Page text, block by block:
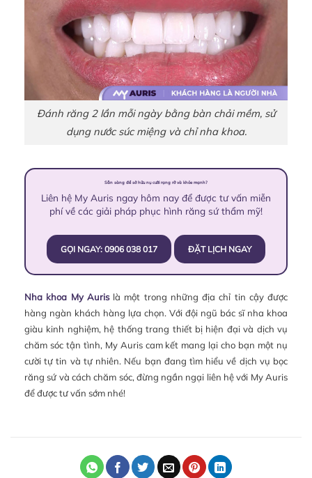
Đánh răng 2 lần mỗi ngày bằng bàn chải mềm, sử
dụng nước súc miệng và chỉ nha khoa.
Sẵn sàng để sở hữu nụ cười rạng rỡ và khỏe mạnh?
Liên hệ My Auris ngay hôm nay để được tư vấn miễn
phí về các giải pháp phục hình răng sứ thẩm mỹ!
GỌI NGAY: 0906 038 017 ĐẶT LỊCH NGAY
Nha khoa My Aurislà một trong những địa chỉ tin cậy được
hàng ngàn khách hàng lựa chọn. Với đội ngũ bác sĩ nha khoa
giàu kinh nghiệm, hệ thống trang thiết bị hiện đại và dịch vụ
chăm sóc tận tình, My Auris cam kết mang lại cho bạn một nụ
cười tự tin và tự nhiên. Nếu bạn đang tìm hiểu về dịch vụ bọc
răng sứ và cách chăm sóc, đừng ngần ngại liên hệ với My Auris
để được tư vấn sớm nhé!